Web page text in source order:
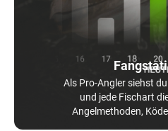
Als Pro-Angler siehst
und jede Fischart
Angelmethoden,